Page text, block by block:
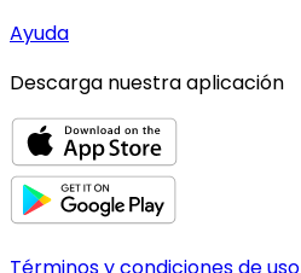
Ayuda
Descarga nuestra aplicación